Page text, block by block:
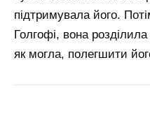
підтримувала його.
Голгофі, вона
як могла, полегшити